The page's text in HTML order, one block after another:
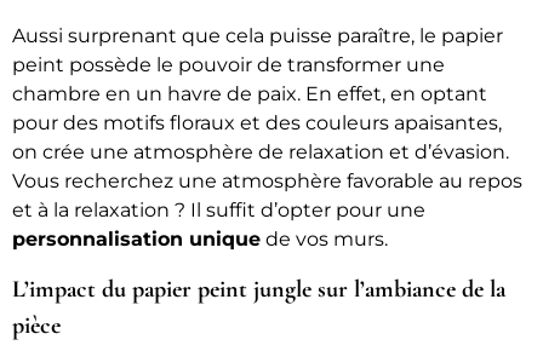
Aussi surprenant que cela puisse paraître, le papier
peint possède le pouvoir de transformer une
chambre en un havre de paix. En effet, en optant
pour des motifs floraux et des couleurs apaisantes,
on crée une atmosphère de relaxation et d’évasion.
Vous recherchez une atmosphère favorable au repos
et à la relaxation ? Il suffit d’opter pour une
personnalisation unique de vos murs.
L’impact du papier peint jungle sur l’ambiance de la
pièce